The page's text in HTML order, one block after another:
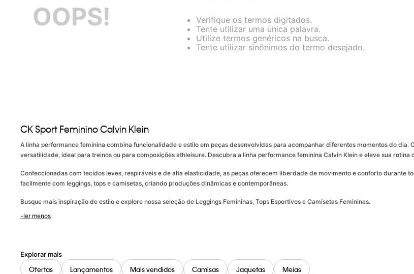
OOPS!
Verifique os termos digitados.
Tente utilizar uma única palavra.
Utilize termos genéricos na busca.
Tente utilizar sinônimos do termo desejado.
CK Sport Feminino Calvin Klein
A linha performance feminina combina funcionalidade e estilo em peças desenvolvidas para acompanhar diferentes momentos do dia.
versatilidade, ideal para treinos ou para composições athleisure. Descubra a linha performance feminina Calvin Klein e eleve sua rotina
Confeccionadas com tecidos leves, respiráveis e de alta elasticidade, as peças oferecem liberdade de movimento e conforto durante
facilmente com leggings, tops e camisetas, criando produções dinâmicas e contemporâneas.
Busque mais inspiração de estilo e explore nossa seleção de Leggings Femininas, Tops Esportivos e Camisetas Femininas.
-ler menos
Explorar mais
Ofertas Lançamentos Mais vendidos Camisas Jaquetas Meias